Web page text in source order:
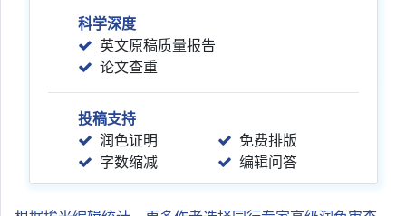
科学深度
英文原稿质量报告
论文查重
投稿支持
润色证明
免费排版
字数缩减
编辑问答